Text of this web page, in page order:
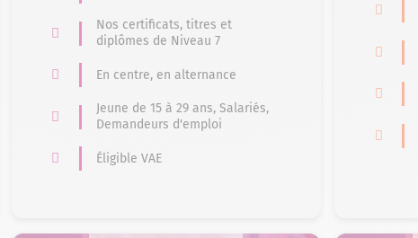
Nos certificats, titres et
diplômes de Niveau 7
En centre, en alternance
Jeune de 15 à 29 ans, Salariés,
Demandeurs d'emploi
Éligible VAE